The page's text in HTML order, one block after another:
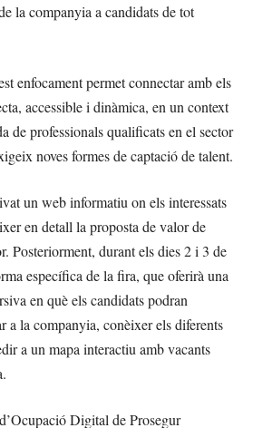
la companyia a candidats de tot
enfocament permet connectar amb els
accessible i dinàmica, en un context
de professionals qualificats en el sector
noves formes de captació de talent.
un web informatiu on els interessats
en detall la proposta de valor de
Posteriorment, durant els dies 2 i 3 de
específica de la fira, que oferirà una
en què els candidats podran
a la companyia, conèixer els diferents
a un mapa interactiu amb vacants
Digital de Prosegur